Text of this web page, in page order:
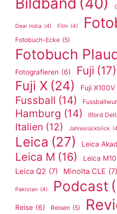
Dear India (4) Film (4)
Fotobuch-Ecke (5)
Fotobuch
Fotografieren (6) Fuji (17)
Fuji X (24) Fuji X100V
Fussball (14)
Hamburg (14) Ilford
Italien (12) Jahresrückblick
Leica (27) Leica
Leica M (16) Leica M10
Leica Q2 (7) Minolta CLE (7)
Pakistan (4) Podcast
Reise (6) Reisen (5)